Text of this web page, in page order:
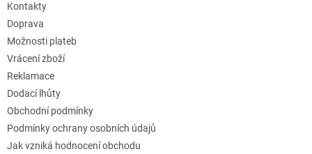
Kontakty
Doprava
Možnosti plateb
Vrácení zboží
Reklamace
Dodací lhůty
Obchodní podmínky
Podmínky ochrany osobních údajů
Jak vzniká hodnocení obchodu